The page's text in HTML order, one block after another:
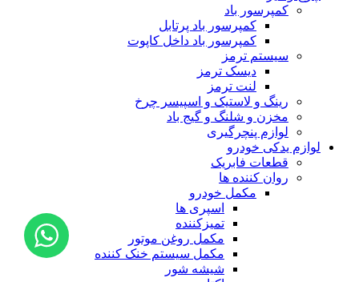
کمپرسور باد
کمپرسور باد پرتابل
کمپرسور باد داخل کاپوت
سیستم ترمز
دیسک ترمز
لنت ترمز
رینگ و لاستیک و اسپیسر چرخ
مخزن و شلنگ و گیج باد
لوازم پنچرگیری
لوازم یدکی خودرو
قطعات فابریک
روان کننده ها
مکمل خودرو
اسپری ها
تمیزکننده
مکمل روغن موتور
مکمل سیستم خنک کننده
شیشه شور